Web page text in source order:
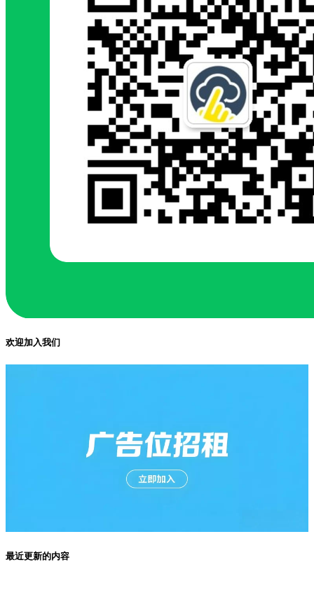
欢迎加入我们
最近更新的内容